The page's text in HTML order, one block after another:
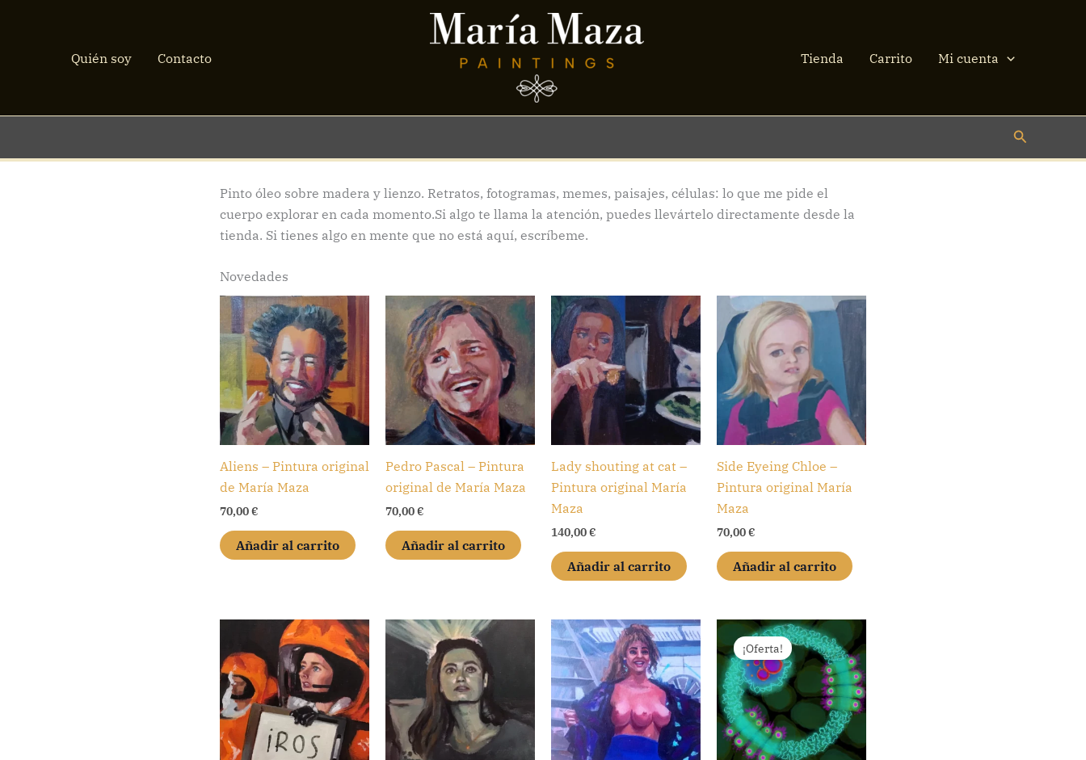
Quién soy Contacto Tienda Carrito Mi cuenta
Buscar
Pinto óleo sobre madera y lienzo. Retratos, fotogramas, memes, paisajes, células: lo que me pide el
cuerpo explorar en cada momento.Si algo te llama la atención, puedes llevártelo directamente desde la
tienda. Si tienes algo en mente que no está aquí, escríbeme.
Novedades
Aliens – Pintura original
de María Maza
70,00€
Añadir al carrito
Pedro Pascal – Pintura
original de María Maza
70,00€
Añadir al carrito
Lady shouting at cat –
Pintura original María
Maza
140,00€
Añadir al carrito
Side Eyeing Chloe –
Pintura original María
Maza
70,00€
Añadir al carrito
¡Oferta!